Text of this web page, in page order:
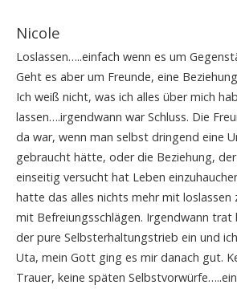
Nicole
Loslassen…..einfach wenn es um
Geht es aber um Freunde, eine
Ich weiß nicht, was ich alles über mich
lassen….irgendwann war Schluss. Die
da war, wenn man selbst dringend eine
gebraucht hätte, oder die Beziehung,
einseitig versucht hat Leben
hatte das alles nichts mehr mit loslassen
mit Befreiungsschlägen. Irgendwann trat
der pure Selbsterhaltungstrieb ein und
Uta, mein Gott ging es mir danach gut.
Trauer, keine späten